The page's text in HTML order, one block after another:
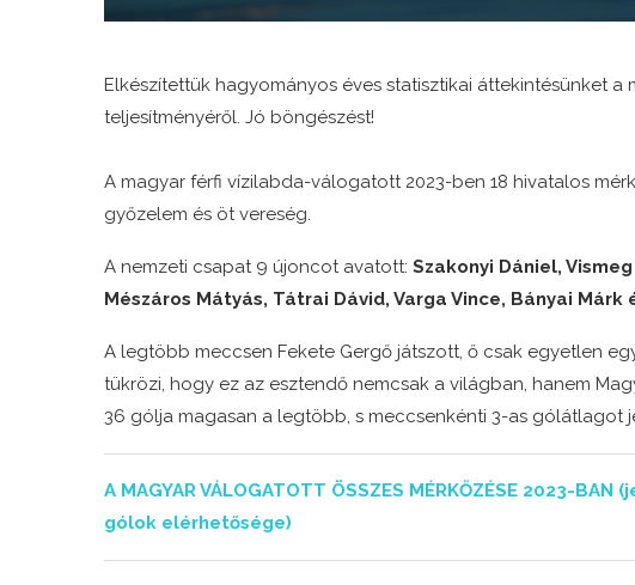
Elkészítettük hagyományos éves statisztikai áttekintésünket
teljesítményéről. Jó böngészést!
A magyar férfi vízilabda-válogatott 2023-ben 18 hivatalos
győzelem és öt vereség.
A nemzeti csapat 9 újoncot avatott: Szakonyi Dániel,
Mészáros Mátyás, Tátrai Dávid, Varga Vince, Bányai Márk
A legtöbb meccsen Fekete Gergő játszott, ő csak egyetlen
tükrözi, hogy ez az esztendő nemcsak a világban, hanem
36 gólja magasan a legtöbb, s meccsenkénti 3-as gólátlagot
A MAGYAR VÁLOGATOTT ÖSSZES MÉRKŐZÉSE 2023-
gólok elérhetősége)